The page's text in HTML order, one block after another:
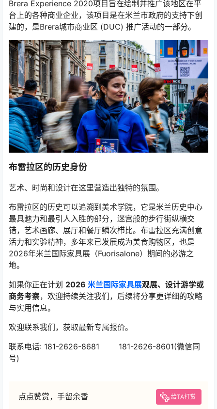
Brera Experience 2020项目旨在绘制并推广该地区在平
台上的各种商业企业，该项目是在米兰市政府的支持下创
建的，是Brera城市商业区 (DUC) 推广活动的一部分。
布雷拉区的历史身份
艺术、时尚和设计在这里营造出独特的氛围。
布雷拉区的历史可以追溯到美术学院，它是米兰历史中心
最具魅力和最引人入胜的部分，迷宫般的步行街纵横交
错，艺术画廊、展厅和餐厅鳞次栉比。布雷拉区充满创意
活力和实验精神，多年来已发展成为美食购物区，也是
2026年米兰国际家具展（Fuorisalone）期间的必游之
地。
如果你正在计划 2026 米兰国际家具展观展、设计游学或
商务考察，欢迎持续关注我们，后续将分享更详细的攻略
与实用信息。
欢迎联系我们，获取最新专属报价。
联系电话: 181-2626-8681 181-2626-8601(微信同
号)
点点赞赏，手留余香 给TA打赏